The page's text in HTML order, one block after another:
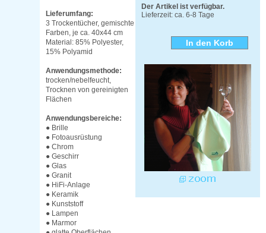
Der Artikel ist verfügbar.
Lieferzeit: ca. 6-8 Tage
Lieferumfang:
3 Trockentücher, gemischte
Farben, je ca. 40x44 cm
Material: 85% Polyester,
15% Polyamid
Anwendungsmethode:
trocken/nebelfeucht,
Trocknen von gereinigten
Flächen
Anwendungsbereiche:
● Brille
● Fotoausrüstung
● Chrom
● Geschirr
● Glas
● Granit
● HiFi-Anlage
● Keramik
● Kunststoff
● Lampen
● Marmor